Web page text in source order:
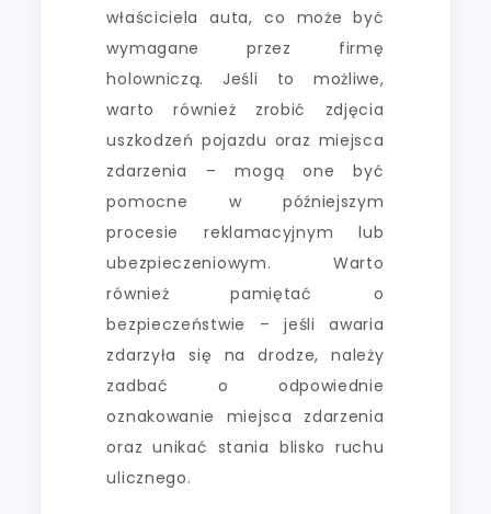
właściciela auta, co może być
wymagane przez firmę
holowniczą. Jeśli to możliwe,
warto również zrobić zdjęcia
uszkodzeń pojazdu oraz miejsca
zdarzenia – mogą one być
pomocne w późniejszym
procesie reklamacyjnym lub
ubezpieczeniowym. Warto
również pamiętać o
bezpieczeństwie – jeśli awaria
zdarzyła się na drodze, należy
zadbać o odpowiednie
oznakowanie miejsca zdarzenia
oraz unikać stania blisko ruchu
ulicznego.